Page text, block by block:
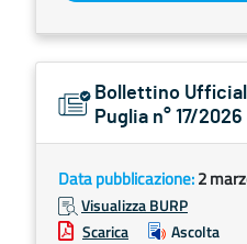
Bollettino
Puglia n° 17/
Data pubblicazione:2
Visualizza BURP
Scarica
Ascolta